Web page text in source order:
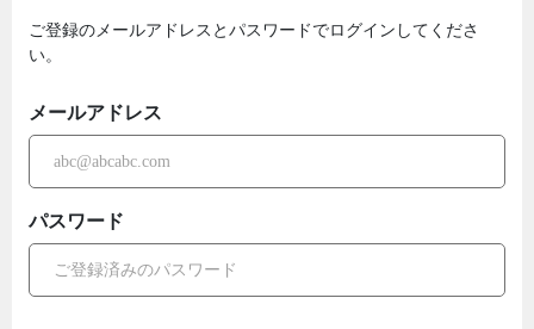
ご登録のメールアドレスとパスワードでログインしてくださ
い。
メールアドレス
パスワード